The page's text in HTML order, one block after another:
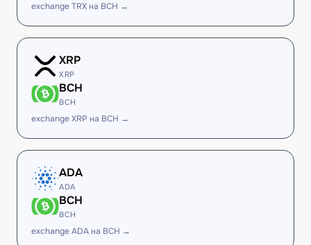
exchange TRX на BCH →
XRP
XRP
BCH
BCH
exchange XRP на BCH →
ADA
ADA
BCH
BCH
exchange ADA на BCH →